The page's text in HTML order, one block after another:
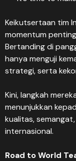
Keikutsertaan tim
momentum
Bertanding di
hanya menguji
strategi, serta
Kini, langkah
menunjukkan
kualitas,
internasional.
Road to World